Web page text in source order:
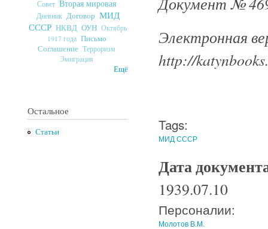
Совет Вторая мировая
Дневник Договор МИД
СССР НКВД ОУН Октябрь
1917 года Письмо
Соглашение Терроризм
Эмиграция
Ещё
Остальное
Статьи
Электронная
http://
Tags:
МИД СССР
Дата
1939.07.10
Персоналии:
Молотов В.М.